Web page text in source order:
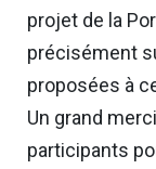
projet de la
précisément
proposées à
Un grand
participants